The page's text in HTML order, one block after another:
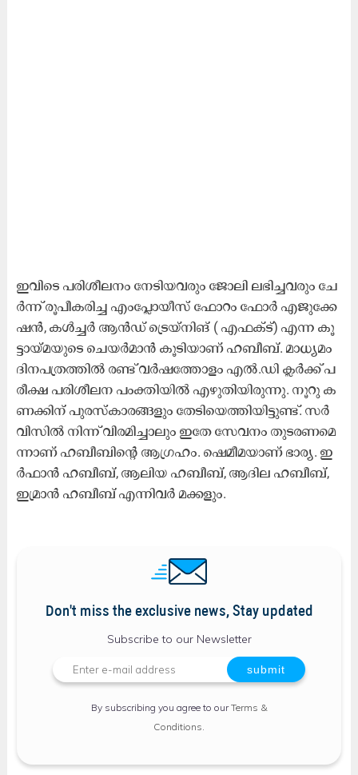
ഇ​വി​ടെ പ​രി​ശീ​ല​നം നേ​ടി​യ​വ​രും ജോ​ലി ല​ഭി​ച്ച​വ​രും ചേ​
ർ​ന്ന് രൂ​പീ​ക​രി​ച്ച എം​പ്ലോ​യീ​സ് ഫോ​റം ഫോ​ർ എ​ജു​ക്കേ​
ഷ​ൻ, ക​ൾ​ച്ച​ർ ആ​ൻ​ഡ്​ ട്രെ​യ്​​നി​ങ്​ ( എ​ഫ​ക്ട്) എ​ന്ന കൂ​
ട്ടാ​യ്മ​യു​ടെ ചെ​യ​ർ​മാ​ൻ കൂ​ടി​യാ​ണ് ഹ​ബീ​ബ്. മാ​ധ്യ​മം
ദി​ന​പ​ത്ര​ത്തി​ൽ ര​ണ്ട് വ​ർ​ഷ​ത്തോ​ളം എ​ൽ.​ഡി ക്ല​ർ​ക്ക് പ​
രീ​ക്ഷ പ​രി​ശീ​ല​ന പം​ക്തി​യി​ൽ എ​ഴു​തി​യി​രു​ന്നു. നൂ​റു ക​
ണ​ക്കി​ന് പു​ര​സ്​​കാ​ര​ങ്ങ​ളും തേ​ടി​യെ​ത്തി​യി​ട്ടു​ണ്ട്. സ​ർ​
വി​സി​ൽ നി​ന്ന് വി​ര​മി​ച്ചാ​ലും ഇ​തേ സേ​വ​നം തു​ട​ര​ണ​മെ​
ന്നാ​ണ് ഹ​ബീ​ബി​ന്‍റെ ആ​ഗ്ര​ഹം. ഷെ​മീ​മ​യാ​ണ്​ ഭാ​ര്യ. ഇ​
ർ​ഫാ​ൻ ഹ​ബീ​ബ്, ആ​ലി​യ ഹ​ബീ​ബ്, ആ​ദി​ല ഹ​ബീ​ബ്,
ഇ​മ്രാ​ൻ ഹ​ബീ​ബ് എ​ന്നി​വ​ർ മ​ക്ക​ളും.
Don't miss the exclusive news, Stay updated
Subscribe to our Newsletter
By subscribing you agree to ourTerms &
Conditions